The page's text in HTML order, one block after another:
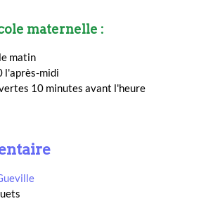
maternelle :
matin
l'après-midi
10 minutes avant l'heure